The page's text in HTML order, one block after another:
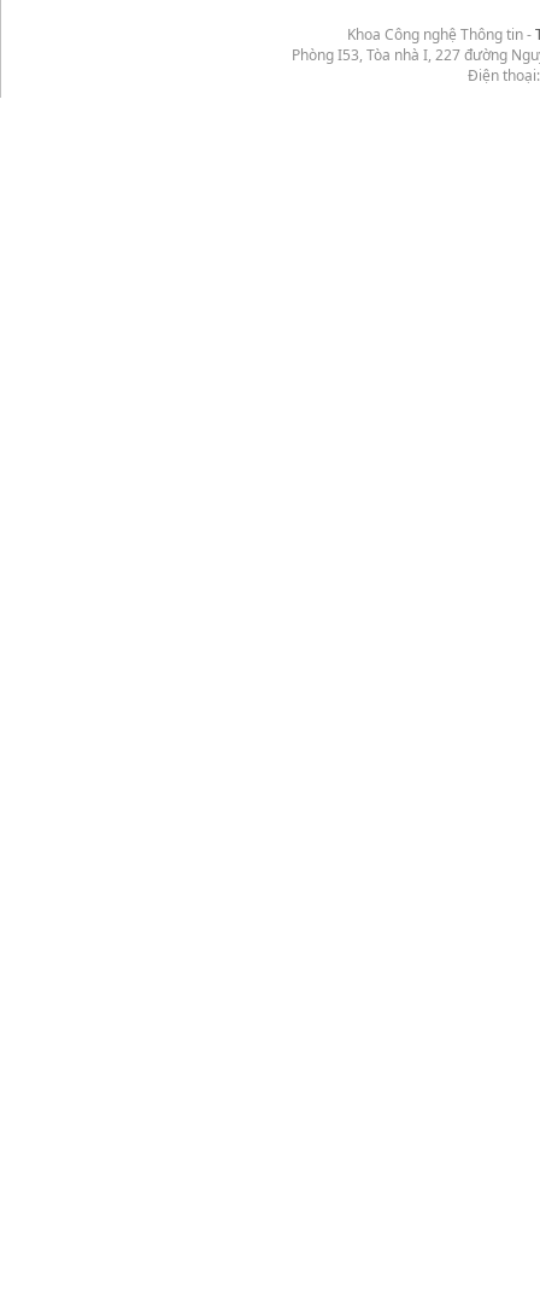
Khoa Công nghệ Thông tin -
Phòng I53, Tòa nhà I, 227 đường
Điện